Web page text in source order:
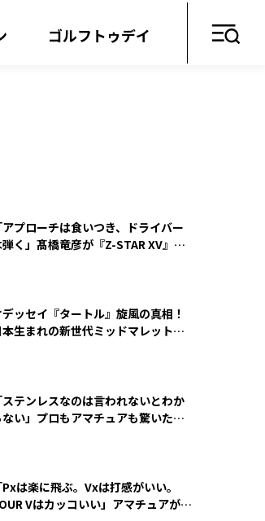
ゴルフトゥデイ
アプローチは食いつき、ドライバー
弾く」髙橋竜彦が『Z-STAR XV』を
ッセイ『タートル』旋風の真相！
本生まれの新世代ミッドマレットが
ステンレスなのは言われないとわか
ない」プロもアマチュアも驚いた
Pxは楽に飛ぶ。Vxは打感がいい。
Vはカッコいい」アマチュアが選